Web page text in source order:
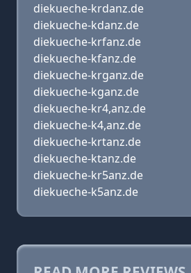
diekueche-krdanz.de
diekueche-kdanz.de
diekueche-krfanz.de
diekueche-kfanz.de
diekueche-krganz.de
diekueche-kganz.de
diekueche-kr4,anz.de
diekueche-k4,anz.de
diekueche-krtanz.de
diekueche-ktanz.de
diekueche-kr5anz.de
diekueche-k5anz.de